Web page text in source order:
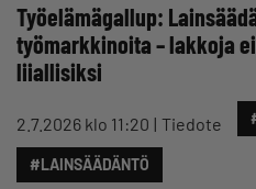
Työelämägallup:
työmarkkinoita – lakkoja
liiallisiksi
2.7.2026 klo 11:20 Tiedote
#LAINSÄÄDÄNTÖ